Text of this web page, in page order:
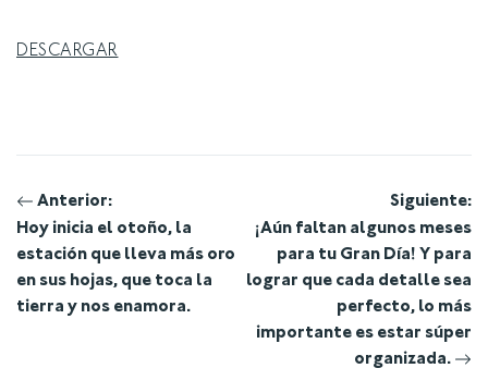
DESCARGAR
Navegación
de
entradas
Anterior:
Hoy inicia el otoño, la
estación que lleva más oro
en sus hojas, que toca la
tierra y nos enamora.
Siguiente:
¡Aún faltan algunos meses
para tu Gran Día! Y para
lograr que cada detalle sea
perfecto, lo más
importante es estar súper
organizada.